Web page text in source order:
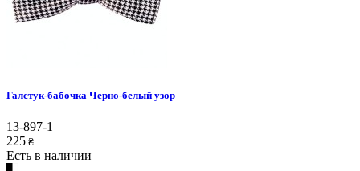
Галстук-бабочка Черно-белый узор
13-897-1
225 ₴
Есть в наличии